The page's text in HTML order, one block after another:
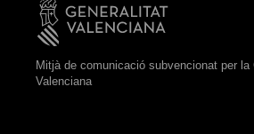
Mitjà de comunicació subvencionat per la
Valenciana